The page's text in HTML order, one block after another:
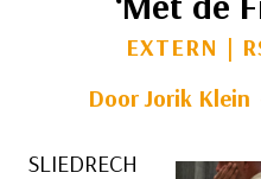
EXTERN |
DoorJorik Klein
SLIEDRECH